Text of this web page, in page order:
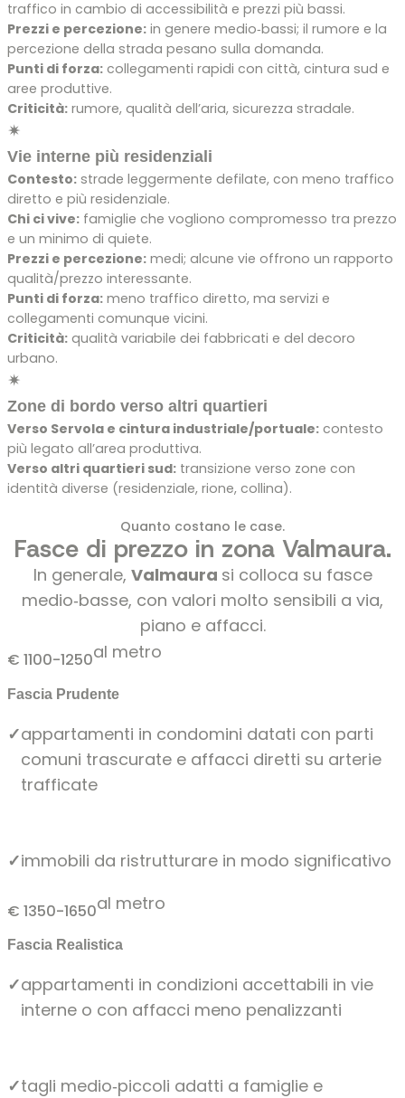
traffico in cambio di accessibilità e prezzi più bassi.
Prezzi e percezione: in genere medio‑bassi; il rumore e la
percezione della strada pesano sulla domanda.
Punti di forza: collegamenti rapidi con città, cintura sud e
aree produttive.
Criticità: rumore, qualità dell’aria, sicurezza stradale.
✴
Vie interne più residenziali
Contesto: strade leggermente defilate, con meno traffico
diretto e più residenziale.
Chi ci vive: famiglie che vogliono compromesso tra prezzo
e un minimo di quiete.
Prezzi e percezione: medi; alcune vie offrono un rapporto
qualità/prezzo interessante.
Punti di forza: meno traffico diretto, ma servizi e
collegamenti comunque vicini.
Criticità: qualità variabile dei fabbricati e del decoro
urbano.
✴
Zone di bordo verso altri quartieri
Verso Servola e cintura industriale/portuale: contesto
più legato all’area produttiva.
Verso altri quartieri sud: transizione verso zone con
identità diverse (residenziale, rione, collina).
Quanto costano le case.
Fasce di prezzo in zona Valmaura.
In generale, Valmaura si colloca su fasce
medio‑basse, con valori molto sensibili a via,
piano e affacci.
€ 1100-1250al metro
Fascia Prudente
✓appartamenti in condomini datati con parti
comuni trascurate e affacci diretti su arterie
trafficate
✓immobili da ristrutturare in modo significativo
€ 1350-1650al metro
Fascia Realistica
✓appartamenti in condizioni accettabili in vie
interne o con affacci meno penalizzanti
✓tagli medio‑piccoli adatti a famiglie e